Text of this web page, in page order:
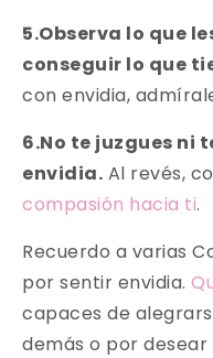
5.Observa lo que
conseguir lo que
con envidia,
6.No te juzgues ni
envidia. Al revés,
compasión hacia ti.
Recuerdo a varias
por sentir envidia.
capaces de
demás o por desear